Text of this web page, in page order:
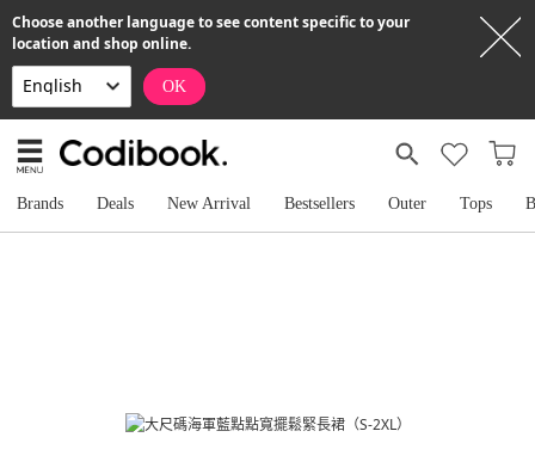
Choose another language to see content specific to your
location and shop online.
OK
Brands Deals New Arrival Bestsellers Outer Tops